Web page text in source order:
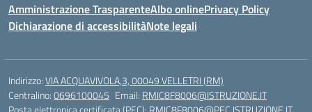
Amministrazione TrasparenteAlbo onlinePrivacy Policy
Dichiarazione di accessibilitàNote legali
Indirizzo:VIA ACQUAVIVOLA,3, 00049 VELLETRI (RM)
Centralino:0696100045 Email: RMIC8F8006@ISTRUZIONE.IT